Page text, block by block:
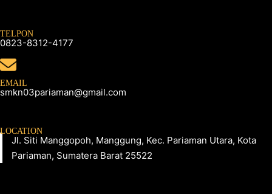
TELPON
0823-8312-4177
EMAIL
smkn03pariaman@gmail.com
LOCATION
Jl. Siti Manggopoh, Manggung, Kec. Pariaman Utara, Kota
Pariaman, Sumatera Barat 25522